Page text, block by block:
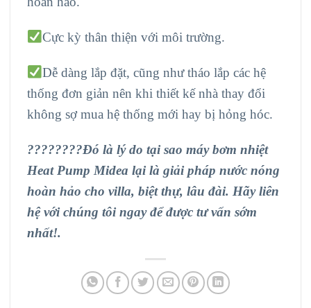
Cực kỳ thân thiện với môi trường.
Dễ dàng lắp đặt, cũng như tháo lắp các hệ
thống đơn giản nên khi thiết kế nhà thay đổi
không sợ mua hệ thống mới hay bị hỏng hóc.
????????Đó là lý do tại sao máy bơm nhiệt
Heat Pump Midea lại là giải pháp nước nóng
hoàn hảo cho villa, biệt thự, lâu đài. Hãy liên
hệ với chúng tôi ngay để được tư vấn sớm
nhất!.